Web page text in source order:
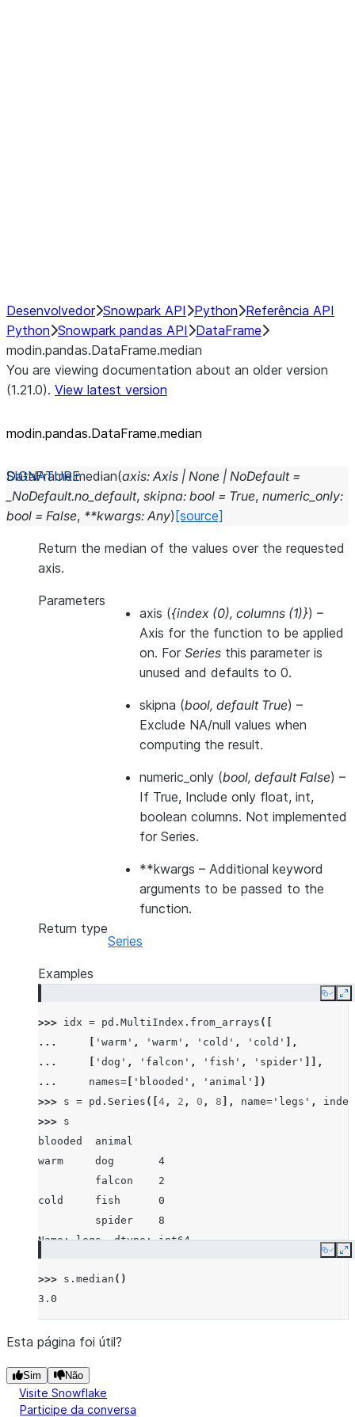
Desenvolvedor Snowpark API Python Referência API
Python Snowpark pandas API
DataFrame
modin.pandas.DataFrame.median
You are viewing documentation about an older version
(1.21.0). View latest version
modin.pandas.DataFrame.median
DataFrame.median(axis: Axis | None | NoDefault =
_NoDefault.no_default, skipna: bool = True, numeric_only:
bool = False, **kwargs: Any) [source]
Return the median of the values over the requested
axis.
Parameters
axis ({index (0), columns (1)}) –
Axis for the function to be applied
on. For Series this parameter is
unused and defaults to 0.
skipna (bool, default True) –
Exclude NA/null values when
computing the result.
numeric_only (bool, default False) –
If True, Include only float, int,
boolean columns. Not implemented
for Series.
**kwargs – Additional keyword
arguments to be passed to the
function.
Return type
Series
Examples
Copy
>>> idx = pd . MultiIndex . from_arrays ([
...
'warm' , 'warm' , 'cold' , 'cold'
],
...
'dog' , 'falcon' , 'fish' , 'spider'
]],
...
names= 'blooded' , 'animal'
])
>>> s = pd . Series ([ 4 , 2 , 0 , 8 ], name= 'legs' ,
index
>>> s
blooded  animal
warm     dog       4
         falcon    2
cold     fish      0
         spider    8
Name: legs, dtype: int64
Copy
>>> s . median ()
3.0
Esta página foi útil?
Sim Não
Visite Snowflake
Participe da conversa